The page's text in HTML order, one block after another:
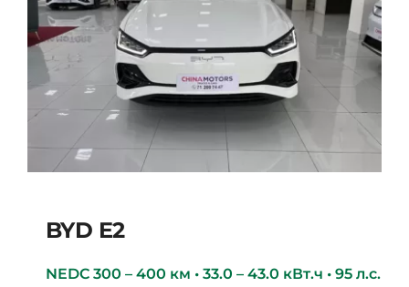
BYD E2
NEDC 300 – 400 км • 33.0 – 43.0 кВт.ч • 95 л.с.